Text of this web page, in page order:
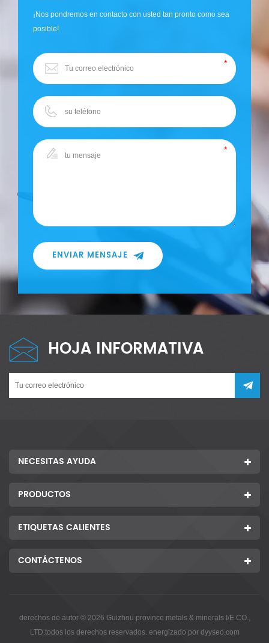
¡Nos pondremos en contacto con usted tan pronto como sea
posible!
ENVIAR MENSAJE
HOJA INFORMATIVA
NECESITAS AYUDA
PRODUCTOS
ETIQUETAS CALIENTES
CONTÁCTENOS
derechos de autor © 2026 Guizhou province metals & minerals I/E CO.,
LTD.todos los derechos reservados. energizado por dyyseo.com